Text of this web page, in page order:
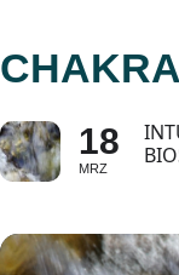
18
MRZ